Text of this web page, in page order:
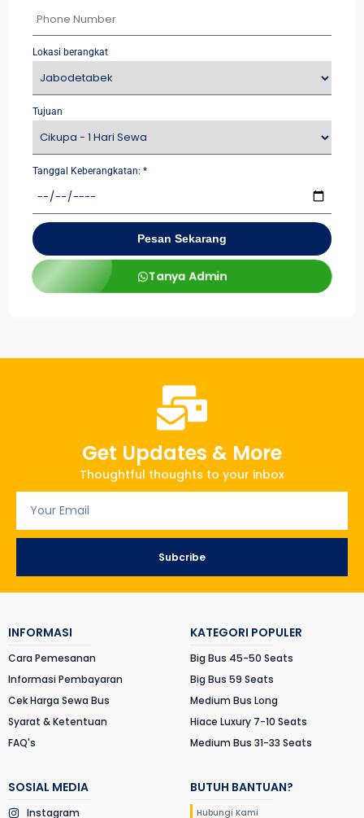
Lokasi berangkat
Tujuan
Tanggal Keberangkatan: *
Pesan Sekarang
Tanya Admin
Get Updates & More
Thoughtful thoughts to your inbox
Subcribe
INFORMASI
Cara Pemesanan
Informasi Pembayaran
Cek Harga Sewa Bus
Syarat & Ketentuan
FAQ's
KATEGORI POPULER
Big Bus 45-50 Seats
Big Bus 59 Seats
Medium Bus Long
Hiace Luxury 7-10 Seats
Medium Bus 31-33 Seats
SOSIAL MEDIA
Instagram
BUTUH BANTUAN?
Hubungi Kami